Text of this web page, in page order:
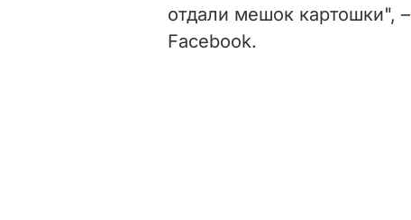
отдали мешок картошки", –
Facebook.